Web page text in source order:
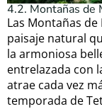
4.2. Montañas de
Las Montañas
paisaje natural
la armoniosa
entrelazada con
atrae cada vez
temporada de